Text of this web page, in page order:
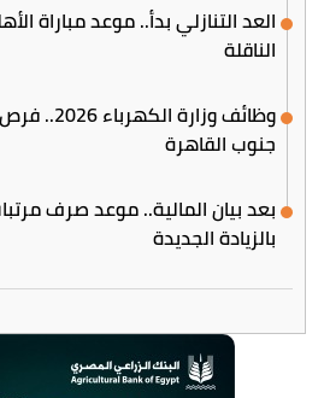
العد التنازلي بدأ.. موعد مباراة
الناقلة
وظائف
جنوب القاهرة
بالزيادة الجديدة